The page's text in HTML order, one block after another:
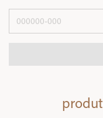
Entregas para o CEP: